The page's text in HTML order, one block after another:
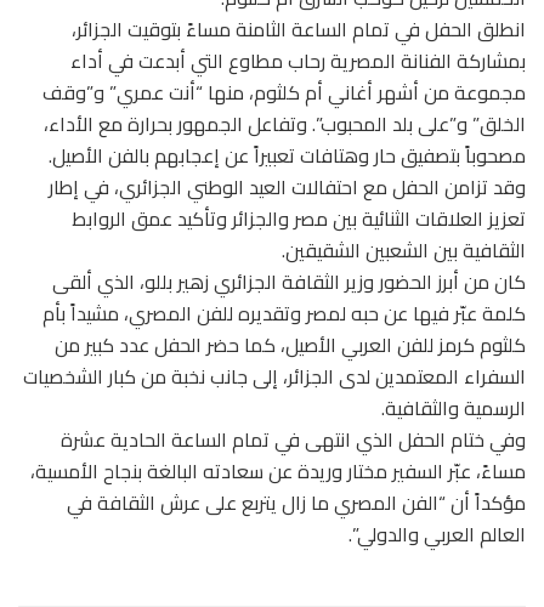
انطلق الحفل في تمام الساعة الثامنة مساءً بتوقيت الجزائر،
بمشاركة الفنانة المصرية رحاب مطاوع التي أبدعت في أداء
مجموعة من أشهر أغاني أم كلثوم، منها “أنت عمري” و”وقف
الخلق” و”على بلد المحبوب”. وتفاعل الجمهور بحرارة مع الأداء،
مصحوباً بتصفيق حار وهتافات تعبيراً عن إعجابهم بالفن الأصيل.
وقد تزامن الحفل مع احتفالات العيد الوطني الجزائري، في إطار
تعزيز العلاقات الثنائية بين مصر والجزائر وتأكيد عمق الروابط
الثقافية بين الشعبين الشقيقين.
كان من أبرز الحضور وزير الثقافة الجزائري زهير بللو، الذي ألقى
كلمة عبّر فيها عن حبه لمصر وتقديره للفن المصري، مشيداً بأم
كلثوم كرمز للفن العربي الأصيل، كما حضر الحفل عدد كبير من
السفراء المعتمدين لدى الجزائر، إلى جانب نخبة من كبار الشخصيات
الرسمية والثقافية.
وفي ختام الحفل الذي انتهى في تمام الساعة الحادية عشرة
مساءً، عبّر السفير مختار وريدة عن سعادته البالغة بنجاح الأمسية،
مؤكداً أن “الفن المصري ما زال يتربع على عرش الثقافة في
العالم العربي والدولي”.